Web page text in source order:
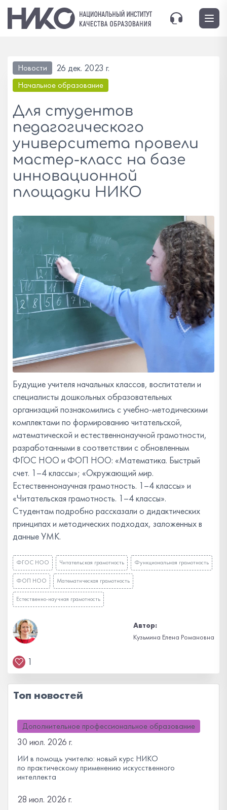
Новости 26 дек. 2023 г.
Начальное образование
Для студентов
педагогического
университета провели
мастер-класс на базе
инновационной
площадки НИКО
Будущие учителя начальных классов, воспитатели и
специалисты дошкольных образовательных
организаций познакомились с учебно-методическими
комплектами по формированию читательской,
математической и естественнонаучной грамотности,
разработанными в соответствии с обновленным
ФГОС НОО и ФОП НОО: «Математика. Быстрый
счет. 1–4 классы»; «Окружающий мир.
Естественнонаучная грамотность. 1–4 классы» и
«Читательская грамотность. 1–4 классы».
Студентам подробно рассказали о дидактических
принципах и методических подходах, заложенных в
данные УМК.
ФГОС НОО Читательская грамотность Функциональная грамотность
ФОП НОО Математическая грамотность
Естественно-научная грамотность
Автор:
Кузьмина Елена Романовна
1
Топ новостей
Дополнительное профессиональное образование
30 июл. 2026 г.
ИИ в помощь учителю: новый курс НИКО
по практическому применению искусственного
интеллекта
28 июл. 2026 г.